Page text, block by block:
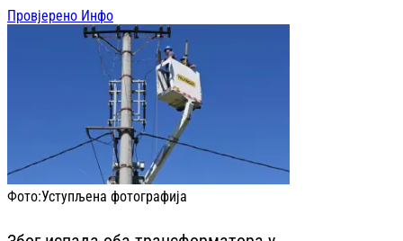
Провјерено Инфо
Фото:Уступљена фотографија